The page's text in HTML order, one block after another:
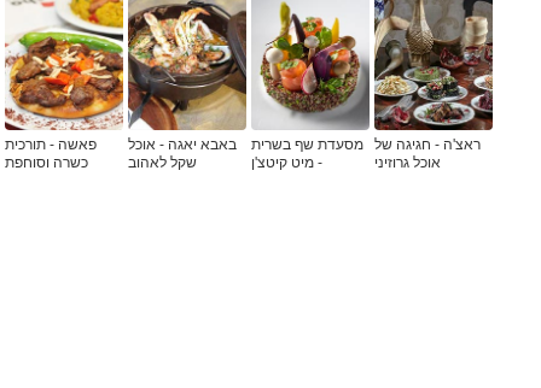
ראצ'ה - חגיגה של
אוכל גרוזיני
מסעדת שף בשרית
- מיט קיטצ'ן
באבא יאגה - אוכל
שקל לאהוב
פאשה - תורכית
כשרה וסוחפת